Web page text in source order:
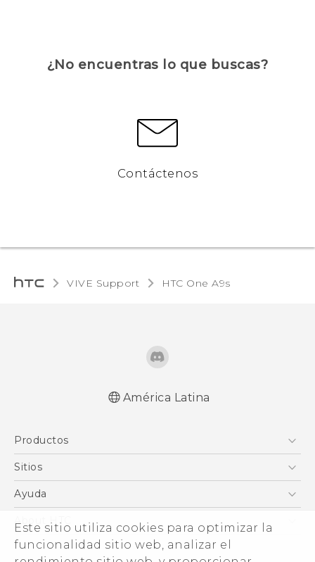
Este sitio utiliza cookies para optimizar la
funcionalidad sitio web, analizar el
¿No encuentras lo que buscas?
Contáctenos
VIVE Support HTC One A9s‎
América Latina
Productos
5G
EXODUS
VIVE
VIVEPORT
Sitios
HTC Desarrollo
VIVE
Ayuda
About HTC
ESG